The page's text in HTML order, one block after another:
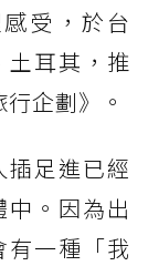
受，於台
土耳其，推
企劃》。
足進已經
。因為出
一種「我